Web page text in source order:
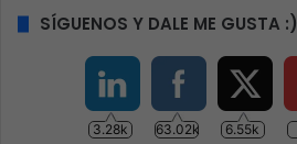
SÍGUENOS Y DALE ME GUSTA :)
3.28k 63.02k 6.55k